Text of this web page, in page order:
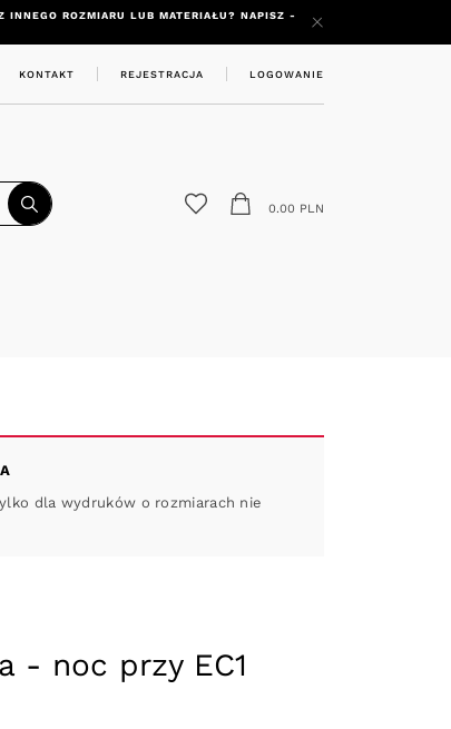
INNEGO ROZMIARU LUB MATERIAŁU? NAPISZ -
KONTAKT REJESTRACJA LOGOWANIE
0.00 PLN
dla wydruków o rozmiarach nie
- noc przy EC1